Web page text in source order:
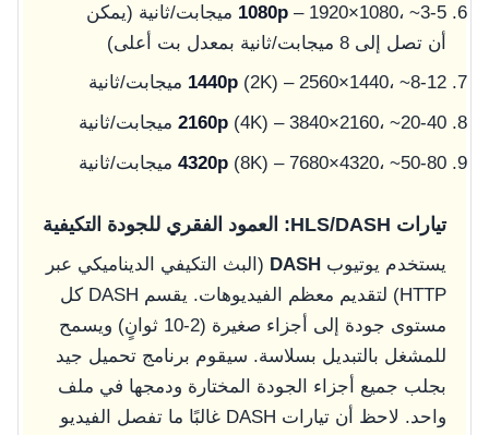
1080p – 1920×1080، ~3-5 ميجابت/ثانية (يمكن
أن تصل إلى 8 ميجابت/ثانية بمعدل بت أعلى)
1440p (2K) – 2560×1440، ~8-12 ميجابت/ثانية
2160p (4K) – 3840×2160، ~20-40 ميجابت/ثانية
4320p (8K) – 7680×4320، ~50-80 ميجابت/ثانية
تيارات HLS/DASH: العمود الفقري للجودة التكيفية
يستخدم يوتيوب DASH (البث التكيفي الديناميكي عبر
HTTP) لتقديم معظم الفيديوهات. يقسم DASH كل
مستوى جودة إلى أجزاء صغيرة (2-10 ثوانٍ) ويسمح
للمشغل بالتبديل بسلاسة. سيقوم برنامج تحميل جيد
بجلب جميع أجزاء الجودة المختارة ودمجها في ملف
واحد. لاحظ أن تيارات DASH غالبًا ما تفصل الفيديو